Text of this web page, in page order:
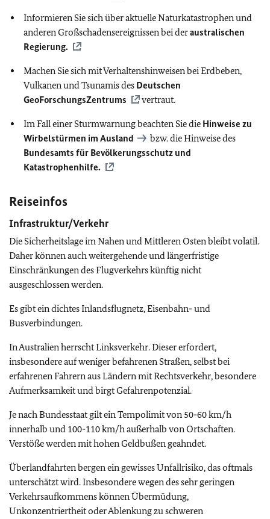
Informieren Sie sich über aktuelle Naturkatastrophen und
anderen Großschadensereignissen bei deraustralischen
Regierung.
Machen Sie sich mit Verhaltenshinweisen bei Erdbeben,
Vulkanen und Tsunamis des Deutschen
GeoForschungsZentrums
vertraut.
Im Fall einer Sturmwarnung beachten Sie die Hinweise zu
Wirbelstürmen im Ausland
bzw. die Hinweise des
Bundesamts für Bevölkerungsschutz und
Katastrophenhilfe.
Reiseinfos
Infrastruktur/Verkehr
Die Sicherheitslage im Nahen und Mittleren Osten bleibt volatil.
Daher können auch weitergehende und längerfristige
Einschränkungen des Flugverkehrs künftig nicht
ausgeschlossen werden.
Es gibt ein dichtes Inlandsflugnetz, Eisenbahn- und
Busverbindungen.
In Australien herrscht Linksverkehr. Dieser erfordert,
insbesondere auf weniger befahrenen Straßen, selbst bei
erfahrenen Fahrern aus Ländern mit Rechtsverkehr, besondere
Aufmerksamkeit und birgt Gefahrenpotenzial.
Je nach Bundesstaat gilt ein Tempolimit von 50-60 km/h
innerhalb und 100-110 km/h außerhalb von Ortschaften.
Verstöße werden mit hohen Geldbußen geahndet.
Überlandfahrten bergen ein gewisses Unfallrisiko, das oftmals
unterschätzt wird. Insbesondere wegen des sehr geringen
Verkehrsaufkommens können Übermüdung,
Unkonzentriertheit oder Ablenkung zu schweren